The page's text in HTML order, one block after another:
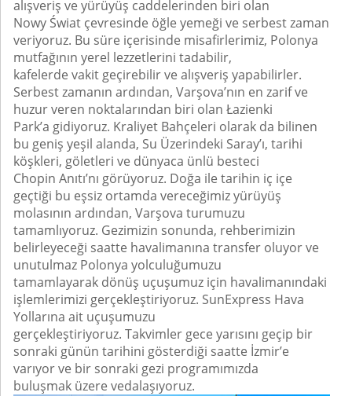
alışveriş ve yürüyüş caddelerinden biri olan
Nowy Świat çevresinde öğle yemeği ve serbest zaman
veriyoruz. Bu süre içerisinde misafirlerimiz, Polonya
mutfağının yerel lezzetlerini tadabilir,
kafelerde vakit geçirebilir ve alışveriş yapabilirler.
Serbest zamanın ardından, Varşova’nın en zarif ve
huzur veren noktalarından biri olan Łazienki
Park’a gidiyoruz. Kraliyet Bahçeleri olarak da bilinen
bu geniş yeşil alanda, Su Üzerindeki Saray’ı, tarihi
köşkleri, göletleri ve dünyaca ünlü besteci
Chopin Anıtı’nı görüyoruz. Doğa ile tarihin iç içe
geçtiği bu eşsiz ortamda vereceğimiz yürüyüş
molasının ardından, Varşova turumuzu
tamamlıyoruz. Gezimizin sonunda, rehberimizin
belirleyeceği saatte havalimanına transfer oluyor ve
unutulmaz Polonya yolculuğumuzu
tamamlayarak dönüş uçuşumuz için havalimanındaki
işlemlerimizi gerçekleştiriyoruz. SunExpress Hava
Yollarına ait uçuşumuzu
gerçekleştiriyoruz. Takvimler gece yarısını geçip bir
sonraki günün tarihini gösterdiği saatte İzmir’e
varıyor ve bir sonraki gezi programımızda
buluşmak üzere vedalaşıyoruz.